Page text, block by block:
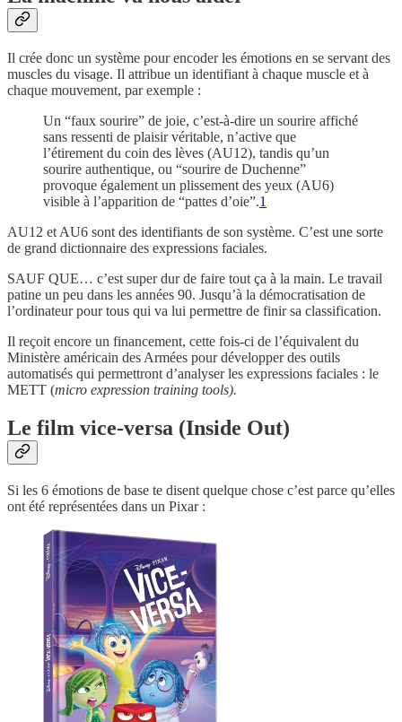
Il crée donc un système pour encoder les émotions en se servant des
muscles du visage. Il attribue un identifiant à chaque muscle et à
chaque mouvement, par exemple :
Un “faux sourire” de joie, c’est-à-dire un sourire affiché
sans ressenti de plaisir véritable, n’active que
l’étirement du coin des lèves (AU12), tandis qu’un
sourire authentique, ou “sourire de Duchenne”
provoque également un plissement des yeux (AU6)
visible à l’apparition de “pattes d’oie”.1
AU12 et AU6 sont des identifiants de son système. C’est une sorte
de grand dictionnaire des expressions faciales.
SAUF QUE… c’est super dur de faire tout ça à la main. Le travail
patine un peu dans les années 90. Jusqu’à la démocratisation de
l’ordinateur pour tous qui va lui permettre de finir sa classification.
Il reçoit encore un financement, cette fois-ci de l’équivalent du
Ministère américain des Armées pour développer des outils
automatisés qui permettront d’analyser les expressions faciales : le
METT (micro expression training tools).
Le film vice-versa (Inside Out)
Si les 6 émotions de base te disent quelque chose c’est parce qu’elles
ont été représentées dans un Pixar :